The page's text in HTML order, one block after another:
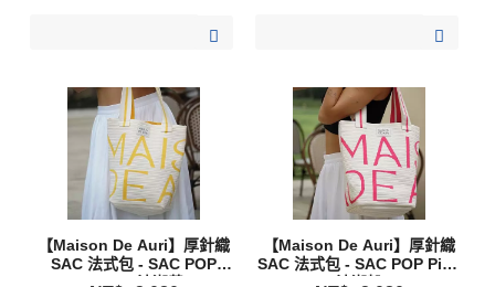
【Maison De Auri】厚針織
SAC 法式包 - SAC POP
Yellow 法潮黃
【Maison De Auri】厚針織
SAC 法式包 - SAC POP Pink
法潮粉